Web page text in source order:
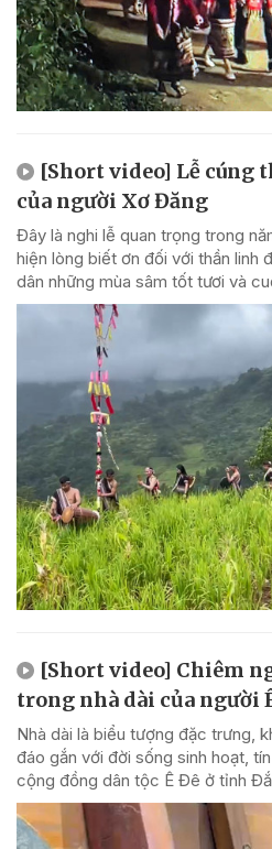
[Short video] Lễ cúng
của người Xơ Đăng
Đây là nghi lễ quan trọng trong
hiện lòng biết ơn đối với thần linh
dân những mùa sâm tốt tươi và
[Short video] Chiêm
trong nhà dài của người
Nhà dài là biểu tượng đặc trưng,
đáo gắn với đời sống sinh hoạt,
cộng đồng dân tộc Ê Đê ở tỉnh